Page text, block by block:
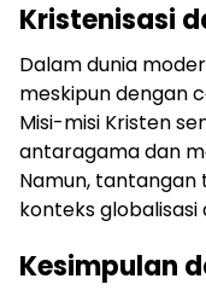
Kristenisasi
Dalam dunia
meskipun dengan
Misi-misi Kristen
antaragama dan
Namun,
konteks
Kesimpulan